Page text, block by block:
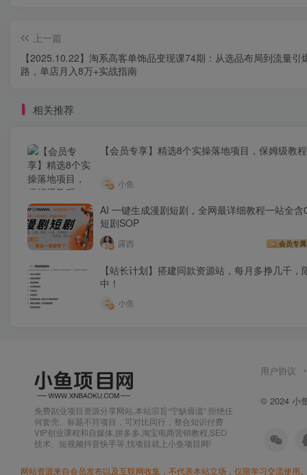
上一篇
【2025.10.22】淘系高客单饰品变现课74期：从选品布局到流量引
路，单店月入8万+实战指南
相关推荐
【会员专享】精选8个实操落地项目，保姆级教
小鱼
AI 一键生成漫剧短剧，全网最详细教程一站全含
短剧SOP
露西 会员专属
【站长计划】搭建同款资源站，每月多挣几千，
中！
小鱼
免费副业项目资源分享网站,本站宗旨“宁缺毋滥” 拒绝任
何套壳、标题不符项目，可对比同行，整合知识付费
VIP创业课程和自媒体,拼多多,淘宝电商营销教程,SEO
技术、短视频抖音快手等,找项目就上小鱼项目网!
用户协议
© 2024 小
网站资源来自会员发布以及互联网收集，不代表本站立场，仅限学习交流使